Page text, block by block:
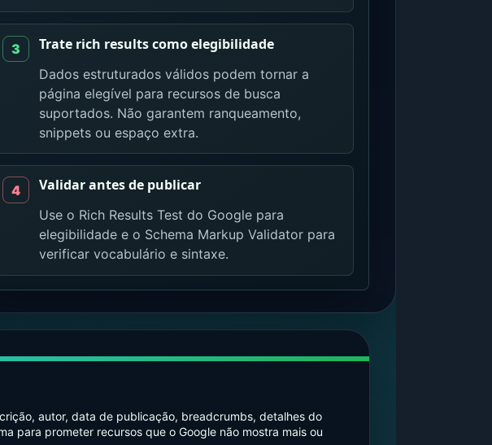
Trate rich results como elegibilidade
Dados estruturados válidos podem tornar a
página elegível para recursos de busca
suportados. Não garantem ranqueamento,
snippets ou espaço extra.
Validar antes de publicar
Use o Rich Results Test do Google para
elegibilidade e o Schema Markup Validator para
verificar vocabulário e sintaxe.
autor, data de publicação, breadcrumbs, detalhes do
para prometer recursos que o Google não mostra mais ou